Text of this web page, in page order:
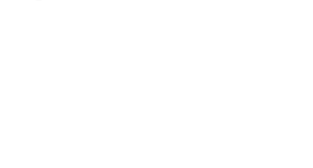
충전이 가능하고 전기 모드로만 70km 이상 주행할 수 있